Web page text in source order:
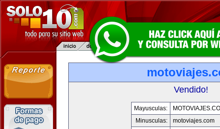
Vendido!
Mayusculas:
Minusculas:
motoviajes.com